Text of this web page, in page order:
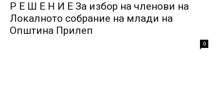
Р Е Ш Е Н И Е За избор на членови на
Локалното собрание на млади на
Општина Прилеп
0